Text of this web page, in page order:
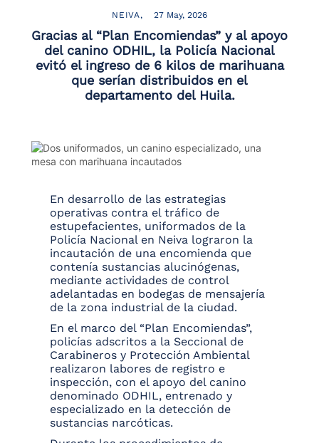
NEIVA 27 May, 2026
Gracias al “Plan Encomiendas” y al apoyo
del canino ODHIL, la Policía Nacional
evitó el ingreso de 6 kilos de marihuana
que serían distribuidos en el
departamento del Huila.
En desarrollo de las estrategias
operativas contra el tráfico de
estupefacientes, uniformados de la
Policía Nacional en Neiva lograron la
incautación de una encomienda que
contenía sustancias alucinógenas,
mediante actividades de control
adelantadas en bodegas de mensajería
de la zona industrial de la ciudad.
En el marco del “Plan Encomiendas”,
policías adscritos a la Seccional de
Carabineros y Protección Ambiental
realizaron labores de registro e
inspección, con el apoyo del canino
denominado ODHIL, entrenado y
especializado en la detección de
sustancias narcóticas.